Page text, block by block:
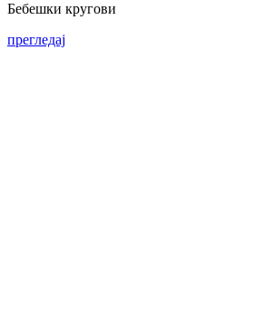
Бебешки кругови
прегледај